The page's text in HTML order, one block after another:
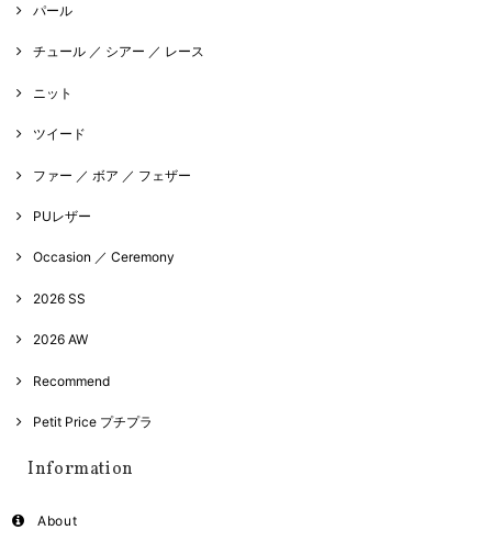
パール
チュール ／ シアー ／ レース
ニット
ツイード
ファー ／ ボア ／ フェザー
PUレザー
Occasion ／ Ceremony
2026 SS
2026 AW
Recommend
Petit Price プチプラ
Information
About